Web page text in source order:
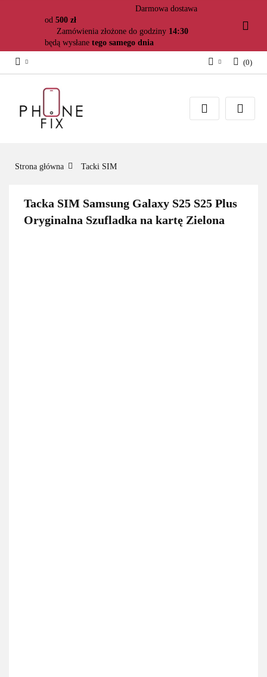
Darmowa dostawa
od 500 zł
Zamówienia złożone do godziny 14:30
będą wysłane tego samego dnia
Załóż konto
(0)
Strona główna Tacki SIM
Tacka SIM Samsung Galaxy S25 S25 Plus
Oryginalna Szufladka na kartę Zielona